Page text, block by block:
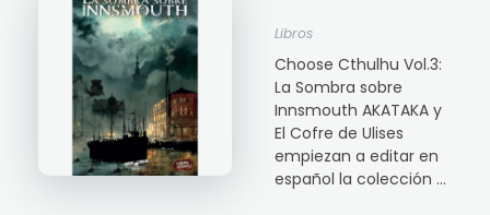
Libros
Choose Cthulhu Vol.3:
La Sombra sobre
Innsmouth AKATAKA y
El Cofre de Ulises
empiezan a editar en
español la colección ...